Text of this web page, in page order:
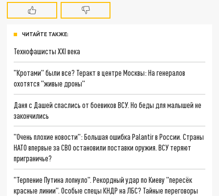
ЧИТАЙТЕ ТАКЖЕ:
Технофашисты XXI века
"Кротами" были все? Теракт в центре Москвы: На генералов
охотятся "живые дроны"
Даня с Дашей спаслись от боевиков ВСУ. Но беды для малышей не
закончились
"Очень плохие новости": Большая ошибка Palantir в России. Страны
НАТО впервые за СВО остановили поставки оружия. ВСУ теряют
приграничье?
"Терпение Путина лопнуло". Рекордный удар по Киеву "пересёк
красные линии". Особые спецы КНДР на ЛБС? Тайные переговоры